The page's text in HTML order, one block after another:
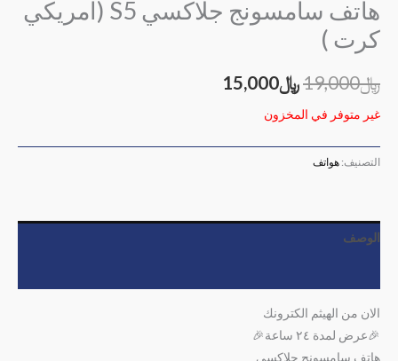
هاتف سامسونج جلاكسي S5 (امريكي
كرت )
﷼19,000﷼15,000
غير متوفر في المخزون
التصنيف: هواتف
الوصف
الان من الهيثم الكترونك
🎉عرض لمدة ٢٤ ساعة🎉
هاتف سامسونج جلاكسي